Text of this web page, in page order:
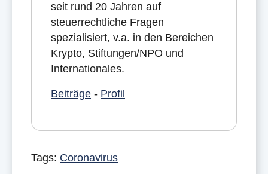
seit rund 20 Jahren auf
steuerrechtliche Fragen
spezialisiert, v.a. in den Bereichen
Krypto, Stiftungen/NPO und
Internationales.
Beiträge - Profil
Tags: Coronavirus